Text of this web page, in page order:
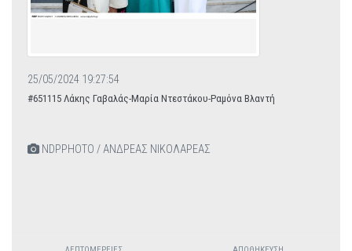
25/05/2024 19:27:54
#651115 Λάκης Γαβαλάς-Μαρία Ντεστάκου-Ραμόνα Βλαντή
NDPPHOTO / ΑΝΔΡΕΑΣ ΝΙΚΟΛΑΡΕΑΣ